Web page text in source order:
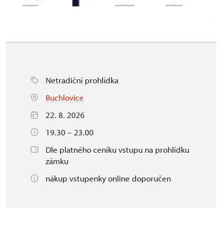
Netradiční prohlídka
Buchlovice
22. 8. 2026
19.30 – 23.00
Dle platného ceníku vstupu na prohlídku
zámku
nákup vstupenky online doporučen